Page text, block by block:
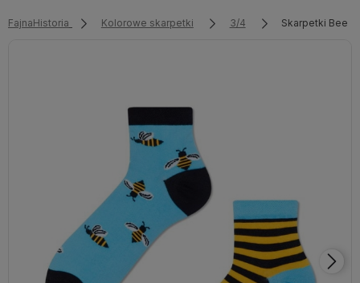
FajnaHistoria Kolorowe skarpetki 3/4 Skarpetki Bee